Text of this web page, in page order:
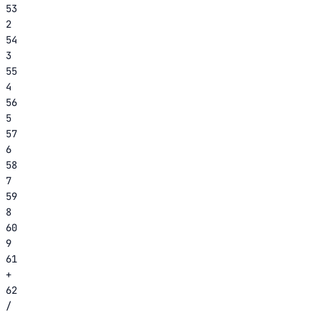
53
2
54
3
55
4
56
5
57
6
58
7
59
8
60
9
61
+
62
/